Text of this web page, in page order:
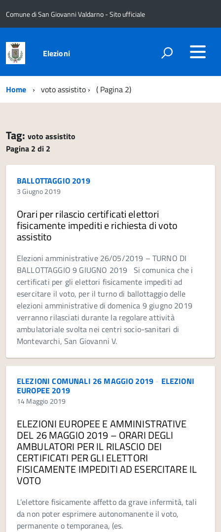
Comune di San Giovanni Valdarno - Sito ufficiale
Elezioni
Home voto assistito ( Pagina 2)
Tag: voto assistito
Pagina 2 di 2
BALLOTTAGGIO 2019
3 Giugno 2019
Orari per rilascio certificati elettori
fisicamente impediti e richiesta di voto
assistito
Elezioni amministrative 26/05/2019 – TURNO DI
BALLOTTAGGIO 9 GIUGNO 2019 Si comunica che i
certificati per gli elettori fisicamente impediti ad
esercitare il voto, per il turno di ballottaggio delle
elezioni amministrative di domenica 9 giugno 2019
verranno rilasciati durante la regolare attività
ambulatoriale svolta nei centri socio-sanitari di
Montevarchi, San Giovanni V.
ELEZIONI COMUNALI 26 MAGGIO 2019 - ELEZIONI
EUROPEE 2019
14 Maggio 2019
ELEZIONI EUROPEE E AMMINISTRATIVE
DEL 26 MAGGIO 2019 – ORARI DEGLI
AMBULATORI PER IL RILASCIO DEI
CERTIFICATI PER GLI ELETTORI
FISICAMENTE IMPEDITI AD ESERCITARE IL
VOTO
L’elettore fisicamente affetto da grave infermità, tali
da non poter esprimere autonomanente il voto,
permanente o temporanea, (es.